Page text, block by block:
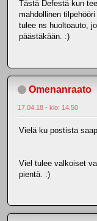
Tästä Defestä kun
mahdollinen
tulee ns huoltoauto,
päästäkään. :)
Omenanraato
17.04.18 - klo: 14.50
Vielä ku postista
Viel tulee valkoiset
pientä. :)